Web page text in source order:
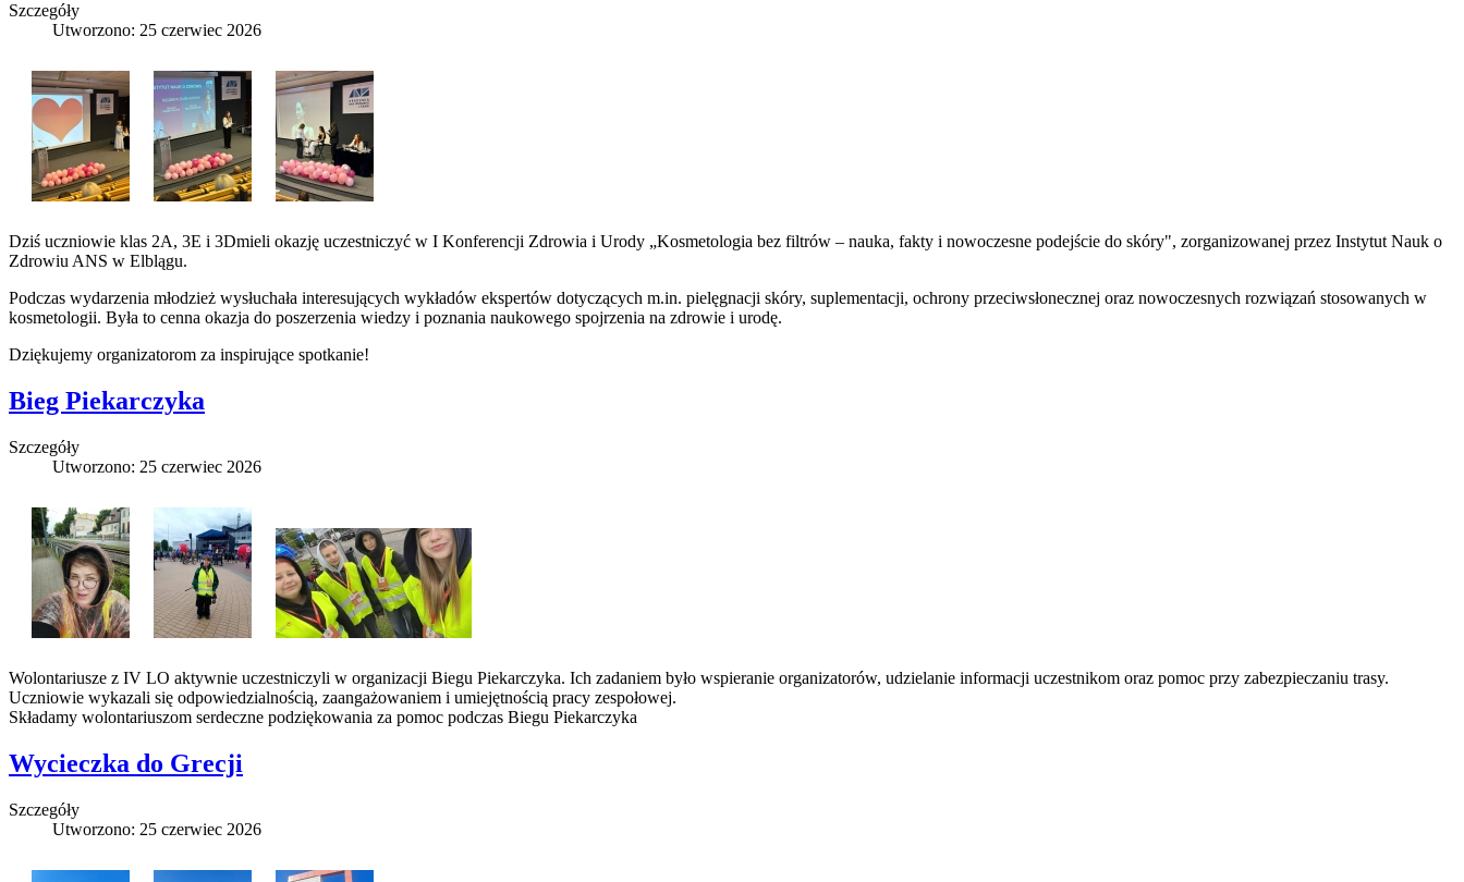
Szczegóły
Utworzono: 25 czerwiec 2026
Dziś uczniowie klas 2A, 3E i 3Dmieli okazję uczestniczyć w I Konferencji Zdrowia i Urody „Kosmetologia bez filtrów – nauka, fakty i nowoczesne podejście do skóry", zorganizowanej przez Instytut Nauk o
Zdrowiu ANS w Elblągu.
Podczas wydarzenia młodzież wysłuchała interesujących wykładów ekspertów dotyczących m.in. pielęgnacji skóry, suplementacji, ochrony przeciwsłonecznej oraz nowoczesnych rozwiązań stosowanych w
kosmetologii. Była to cenna okazja do poszerzenia wiedzy i poznania naukowego spojrzenia na zdrowie i urodę.
Dziękujemy organizatorom za inspirujące spotkanie!
Bieg Piekarczyka
Szczegóły
Utworzono: 25 czerwiec 2026
Wolontariusze z IV LO aktywnie uczestniczyli w organizacji Biegu Piekarczyka. Ich zadaniem było wspieranie organizatorów, udzielanie informacji uczestnikom oraz pomoc przy zabezpieczaniu trasy.
Uczniowie wykazali się odpowiedzialnością, zaangażowaniem i umiejętnością pracy zespołowej.
Składamy wolontariuszom serdeczne podziękowania za pomoc podczas Biegu Piekarczyka
Wycieczka do Grecji
Szczegóły
Utworzono: 25 czerwiec 2026